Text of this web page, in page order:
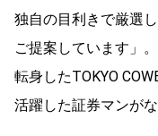
独自の目利きで厳選
ご提案しています」
転身したTOKYO
活躍した証券マンが